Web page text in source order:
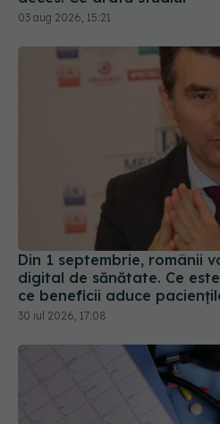
Din 1 septembrie, românii
digital de sănătate. Ce
ce beneficii aduce
30 iul 2026, 17:08